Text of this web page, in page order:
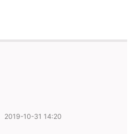
2019-10-31 14:20